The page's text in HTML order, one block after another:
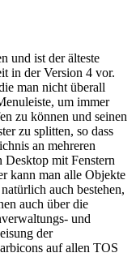
und ist der älteste
in der Version 4 vor.
man nicht überall
um immer
zu können und seinen
zu splitten, so dass
an mehreren
Desktop mit Fenstern
kann man alle Objekte
auch bestehen,
auch über die
und
der
auf allen TOS